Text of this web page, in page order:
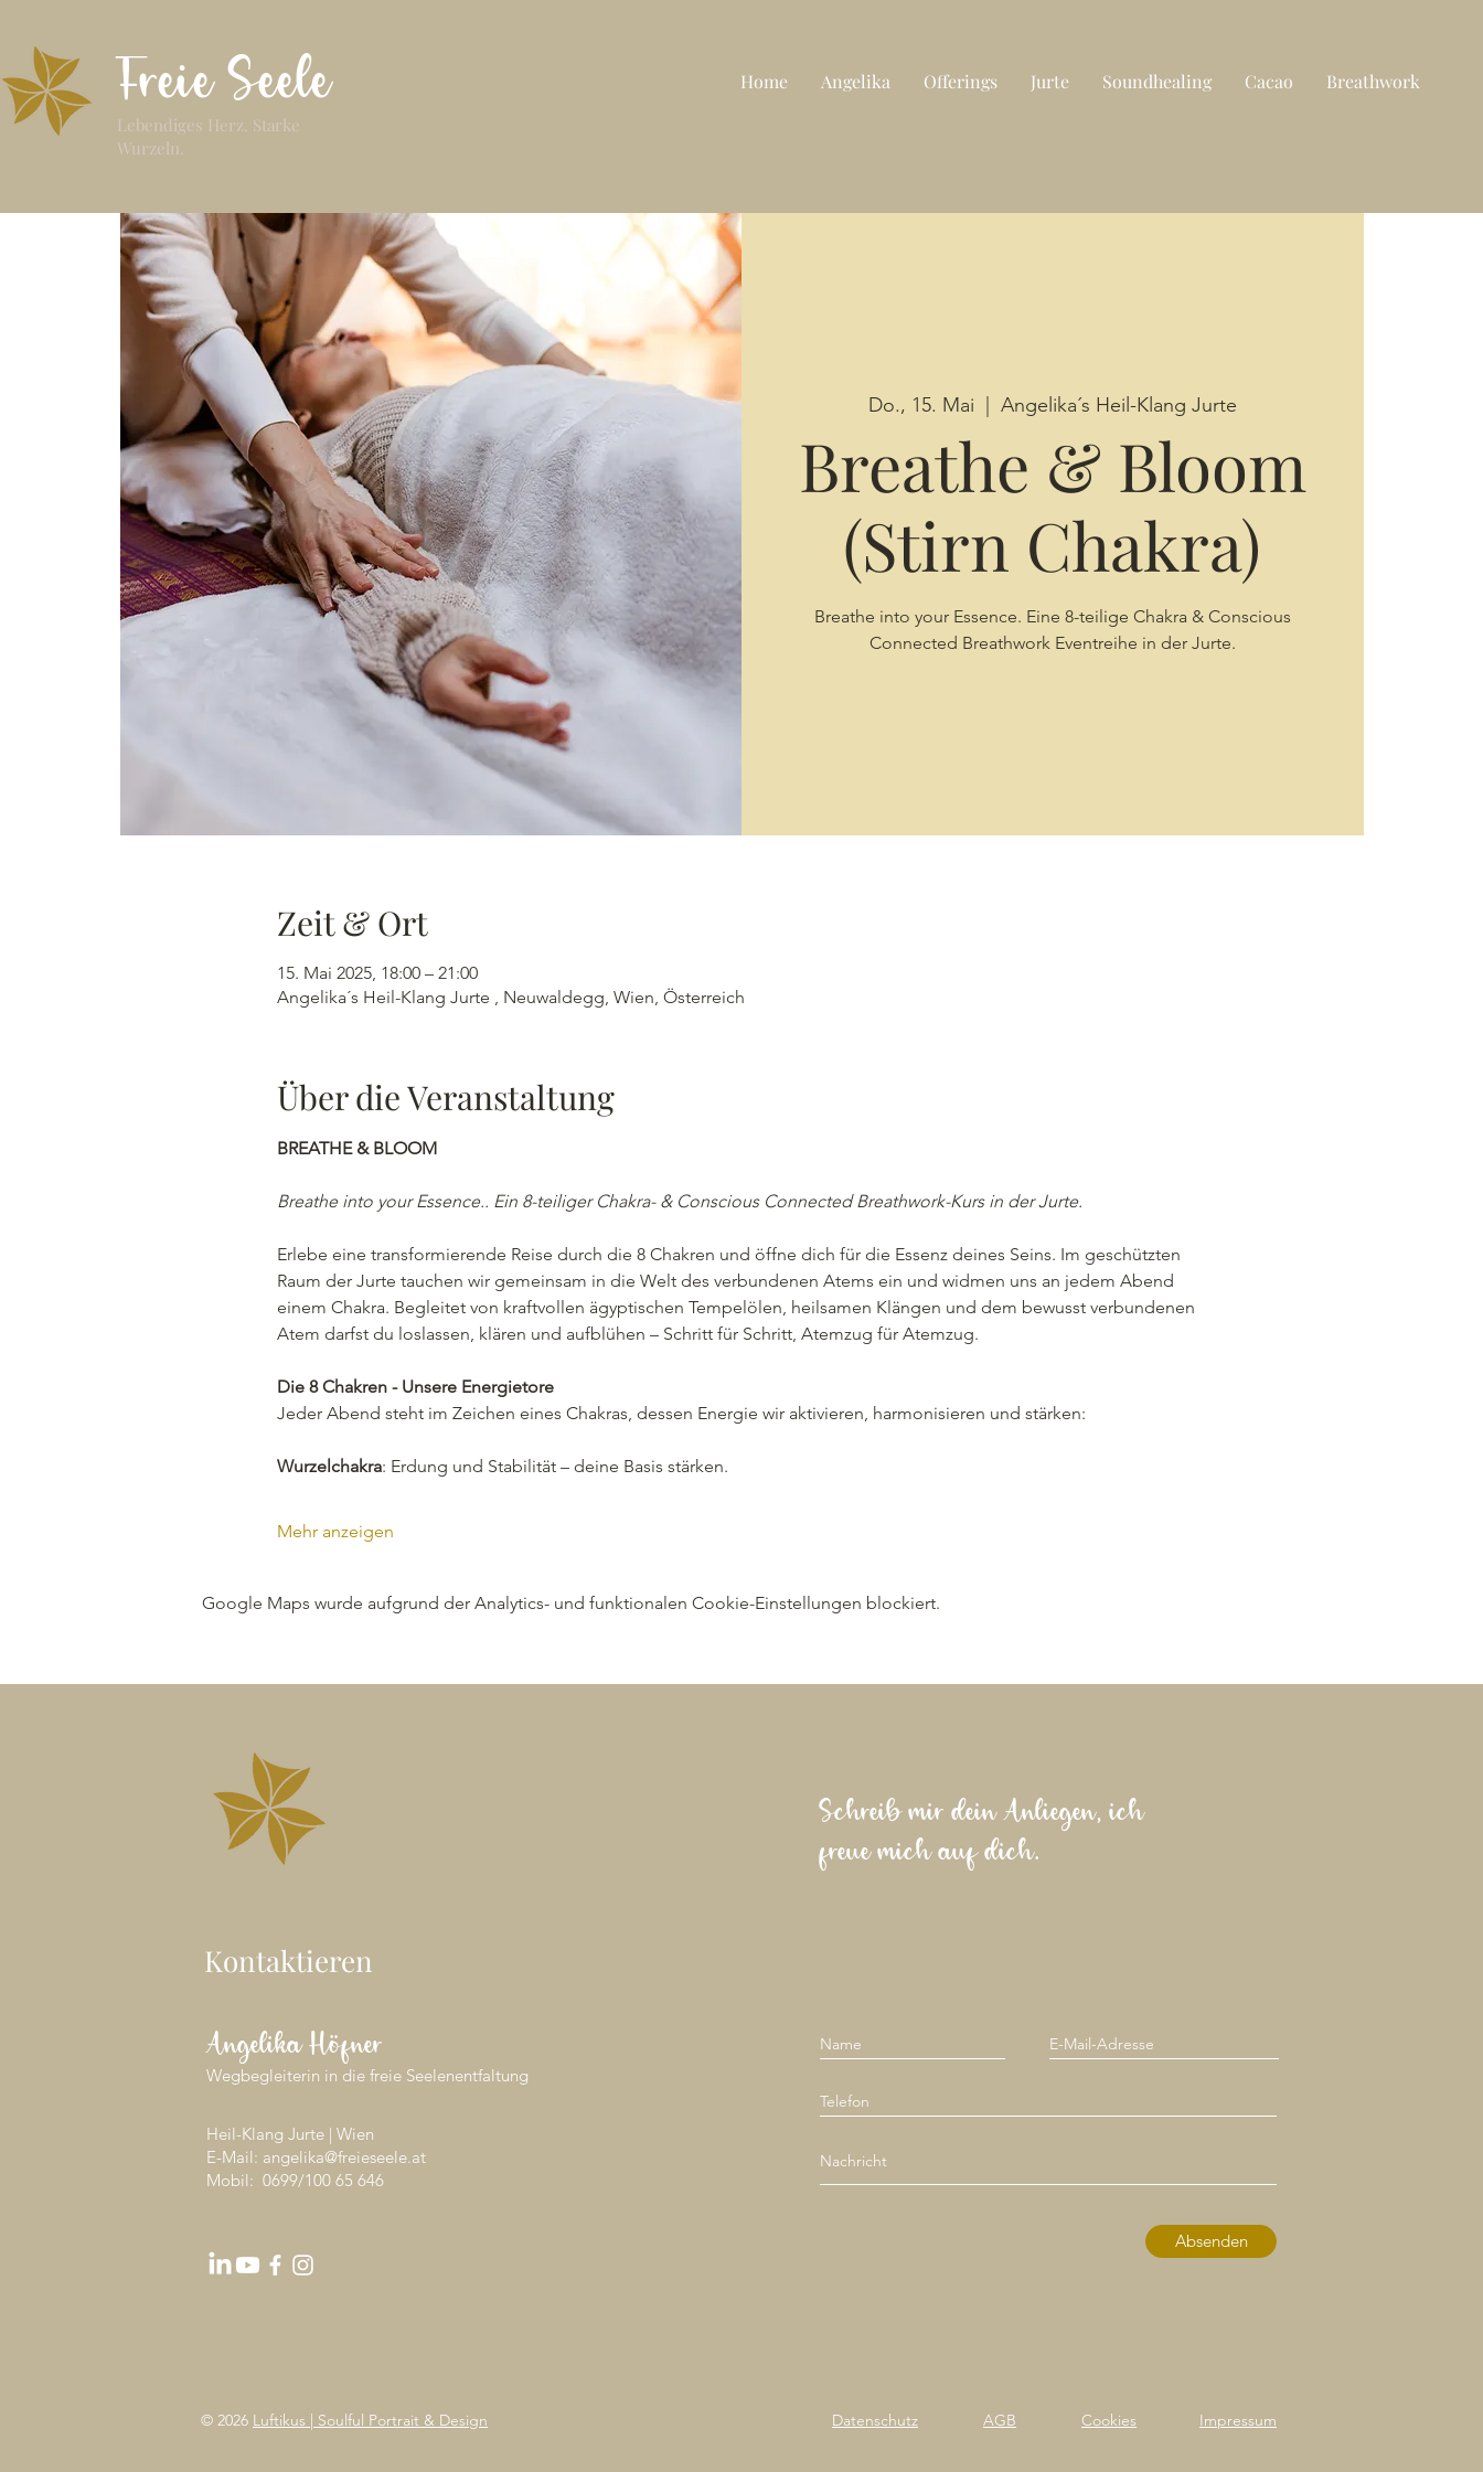
Freie Seele
Lebendiges Herz. Starke
Wurzeln.
Home Angelika Offerings Jurte Soundhealing Cacao Breathwork
Do., 15. Mai Angelika´s Heil-Klang Jurte
Breathe & Bloom
(Stirn Chakra)
Breathe into your Essence. Eine 8-teilige Chakra & Conscious
Connected Breathwork Eventreihe in der Jurte.
Zeit & Ort
15. Mai 2025, 18:00 – 21:00
Angelika´s Heil-Klang Jurte , Neuwaldegg, Wien, Österreich
Über die Veranstaltung
BREATHE & BLOOM
Breathe into your Essence.. Ein 8-teiliger Chakra- & Conscious Connected Breathwork-Kurs in der Jurte.
Erlebe eine transformierende Reise durch die 8 Chakren und öffne dich für die Essenz deines Seins. Im geschützten
Raum der Jurte tauchen wir gemeinsam in die Welt des verbundenen Atems ein und widmen uns an jedem Abend
einem Chakra. Begleitet von kraftvollen ägyptischen Tempelölen, heilsamen Klängen und dem bewusst verbundenen
Atem darfst du loslassen, klären und aufblühen – Schritt für Schritt, Atemzug für Atemzug.
Die 8 Chakren - Unsere Energietore
Jeder Abend steht im Zeichen eines Chakras, dessen Energie wir aktivieren, harmonisieren und stärken:
Wurzelchakra: Erdung und Stabilität – deine Basis stärken.
Mehr anzeigen
Google Maps wurde aufgrund der Analytics- und funktionalen Cookie-Einstellungen blockiert.
Kontaktieren
Angelika Höfner
Wegbegleiterin in die freie Seelenentfaltung
Heil-Klang Jurte | Wien
E-Mail: angelika@freieseele.at
Mobil: 0699/100 65 646
© 2026 Luftikus | Soulful Portrait & Design
Schreib mir dein Anliegen, ich
freue mich auf dich.
Absenden
Datenschutz AGB Cookies Impressum